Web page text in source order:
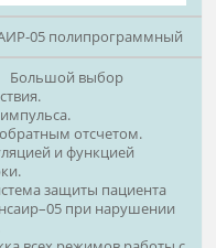
частотной модуляции -
таймера - 5-60 мин.
таймера - 5 мин.
В, 50 Гц
- 2 кг